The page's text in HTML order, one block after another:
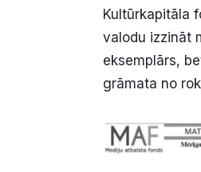
Kultūrkapitāla
valodu izzināt
eksemplārs,
grāmata no